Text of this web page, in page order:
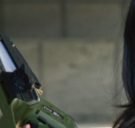
量：280公克
320-370cc/分鐘
冷衣背包*1 冷藏箱
個月 (非人為操作
利：I860615號 (